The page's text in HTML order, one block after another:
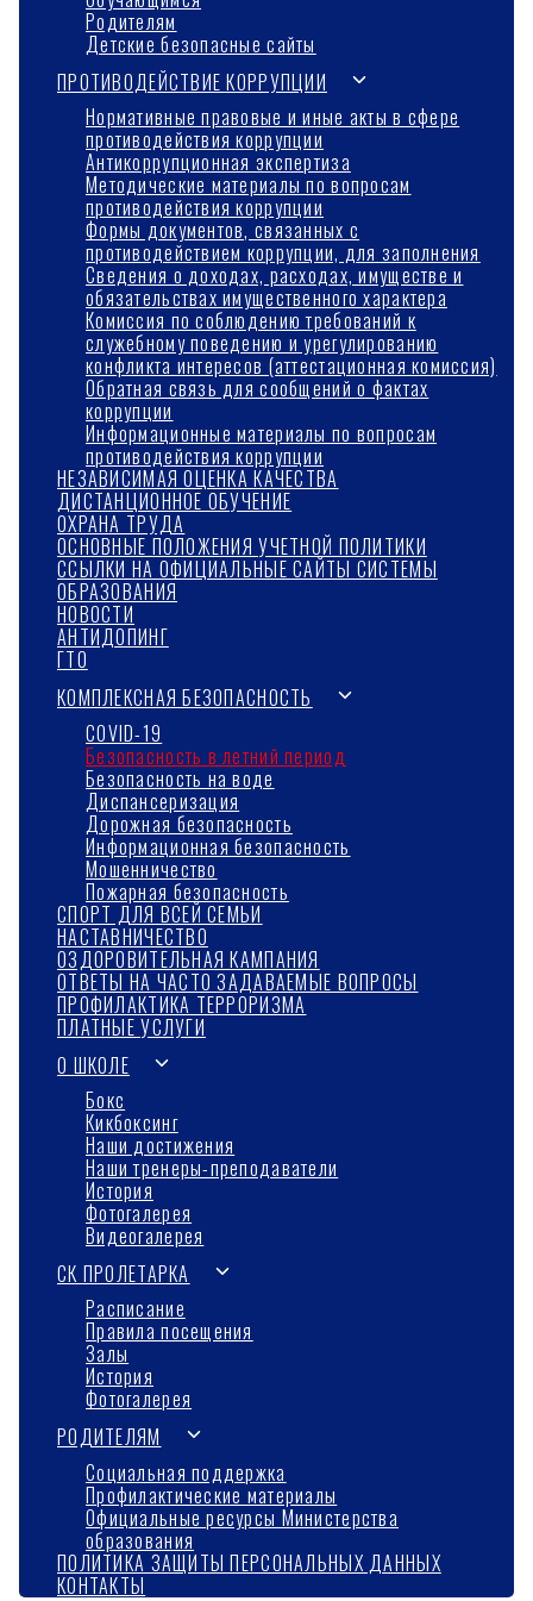
Родителям
Детские безопасные сайты
ПРОТИВОДЕЙСТВИЕ КОРРУПЦИИ
Переключить
дочернее
Нормативные правовые и иные акты в сфере
противодействия коррупции
Антикоррупционная экспертиза
Методические материалы по вопросам
противодействия коррупции
Формы документов, связанных с
противодействием коррупции, для заполнения
Сведения о доходах, расходах, имуществе и
обязательствах имущественного характера
Комиссия по соблюдению требований к
служебному поведению и урегулированию
конфликта интересов (аттестационная комиссия)
Обратная связь для сообщений о фактах
коррупции
Информационные материалы по вопросам
противодействия коррупции
НЕЗАВИСИМАЯ ОЦЕНКА КАЧЕСТВА
ДИСТАНЦИОННОЕ ОБУЧЕНИЕ
ОХРАНА ТРУДА
ОСНОВНЫЕ ПОЛОЖЕНИЯ УЧЕТНОЙ ПОЛИТИКИ
ССЫЛКИ НА ОФИЦИАЛЬНЫЕ САЙТЫ СИСТЕМЫ
ОБРАЗОВАНИЯ
НОВОСТИ
АНТИДОПИНГ
ГТО
КОМПЛЕКСНАЯ БЕЗОПАСНОСТЬ
Переключить
меню
COVID-19
Безопасность в летний период
Безопасность на воде
Диспансеризация
Дорожная безопасность
Информационная безопасность
Мошенничество
Пожарная безопасность
СПОРТ ДЛЯ ВСЕЙ СЕМЬИ
НАСТАВНИЧЕСТВО
ОЗДОРОВИТЕЛЬНАЯ КАМПАНИЯ
ОТВЕТЫ НА ЧАСТО ЗАДАВАЕМЫЕ ВОПРОСЫ
ПРОФИЛАКТИКА ТЕРРОРИЗМА
ПЛАТНЫЕ УСЛУГИ
О ШКОЛЕ
Переключить
меню
Бокс
Кикбоксинг
Наши достижения
Наши тренеры-преподаватели
История
Фотогалерея
Видеогалерея
СК ПРОЛЕТАРКА
Переключить
меню
Расписание
Правила посещения
Залы
История
Фотогалерея
РОДИТЕЛЯМ
Переключить
дочернее
меню
Социальная поддержка
Профилактические материалы
Официальные ресурсы Министерства
образования
ПОЛИТИКА ЗАЩИТЫ ПЕРСОНАЛЬНЫХ ДАННЫХ
КОНТАКТЫ